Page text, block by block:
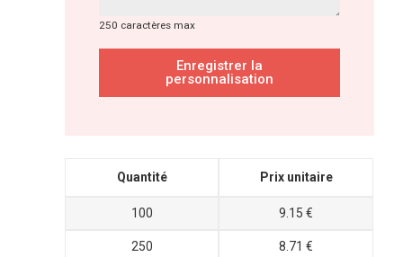
250 caractères max
Enregistrer la
personnalisation
Quantité Prix unitaire
100 9.15 €
250 8.71 €